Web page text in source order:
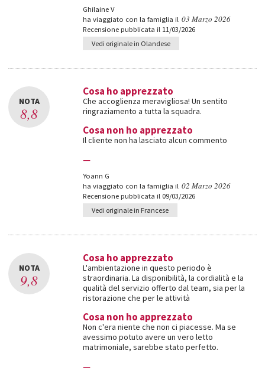
Ghilaine V
ha viaggiato con la famiglia il 03 Marzo 2026
Recensione pubblicata il 11/03/2026
Vedi originale in Olandese
NOTA
8,8
Cosa ho apprezzato
Che accoglienza meravigliosa! Un sentito
ringraziamento a tutta la squadra.
Cosa non ho apprezzato
Il cliente non ha lasciato alcun commento
—
Yoann G
ha viaggiato con la famiglia il 02 Marzo 2026
Recensione pubblicata il 09/03/2026
Vedi originale in Francese
NOTA
9,8
Cosa ho apprezzato
L'ambientazione in questo periodo è
straordinaria. La disponibilità, la cordialità e la
qualità del servizio offerto dal team, sia per la
ristorazione che per le attività
Cosa non ho apprezzato
Non c'era niente che non ci piacesse. Ma se
avessimo potuto avere un vero letto
matrimoniale, sarebbe stato perfetto.
—